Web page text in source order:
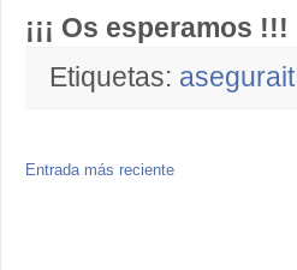
¡¡¡ Os esperamos !!!
Etiquetas: asegurait
Entrada más reciente